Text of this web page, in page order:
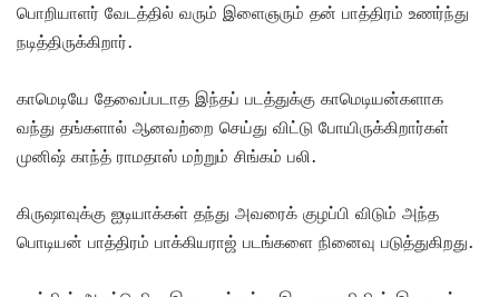
பொறியாளர் வேடத்தில் வரும் இளைஞரும் தன் பாத்திரம் உணர்ந்து
நடித்திருக்கிறார்.
காமெடியே தேவைப்படாத இந்தப் படத்துக்கு காமெடியன்களாக
வந்து தங்களால் ஆனவற்றை செய்து விட்டு போயிருக்கிறார்கள்
முனிஷ் காந்த் ராமதாஸ் மற்றும் சிங்கம் பலி.
கிருஷாவுக்கு ஐடியாக்கள் தந்து அவரைக் குழப்பி விடும் அந்த
பொடியன் பாத்திரம் பாக்கியராஜ் படங்களை நினைவு படுத்துகிறது.